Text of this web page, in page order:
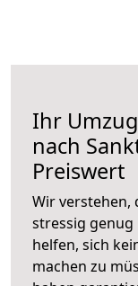
Ihr
nach
Preiswert
Wir verstehen,
stressig genug
helfen, sich
machen zu